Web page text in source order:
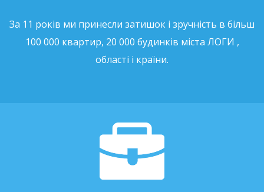
За 11 років ми принесли затишок і зручність в більш
100 000 квартир, 20 000 будинків міста ЛОГИ ,
області і країни.